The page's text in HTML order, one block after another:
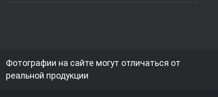
Фотографии на сайте могут отличаться от
реальной продукции